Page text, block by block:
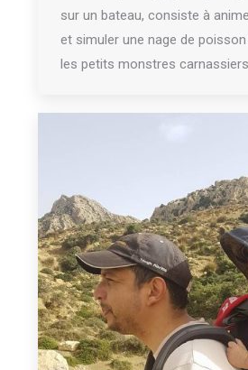
sur un bateau, consiste à
et simuler une nage de
les petits monstres